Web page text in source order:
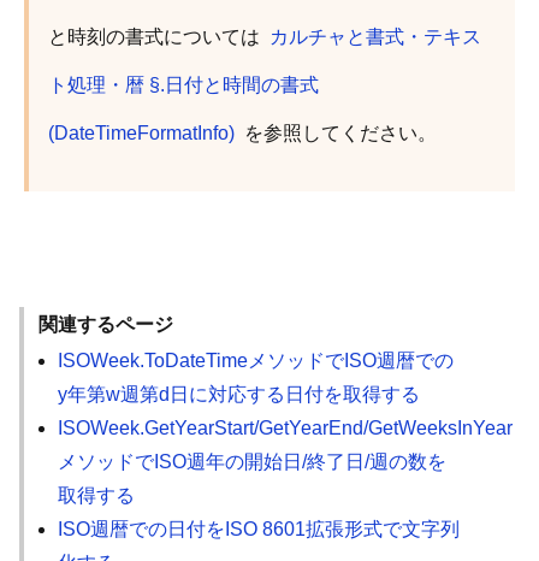
と時刻の書式については カルチャと書式・テキス
ト処理・暦 §.日付と時間の書式
(DateTimeFormatInfo) を参照してください。
関連するページ
ISOWeek.ToDateTimeメソッドでISO週暦での
y年第w週第d日に対応する日付を取得する
ISOWeek.GetYearStart/GetYearEnd/GetWeeksInYear
メソッドでISO週年の開始日/終了日/週の数を
取得する
ISO週暦での日付をISO 8601拡張形式で文字列